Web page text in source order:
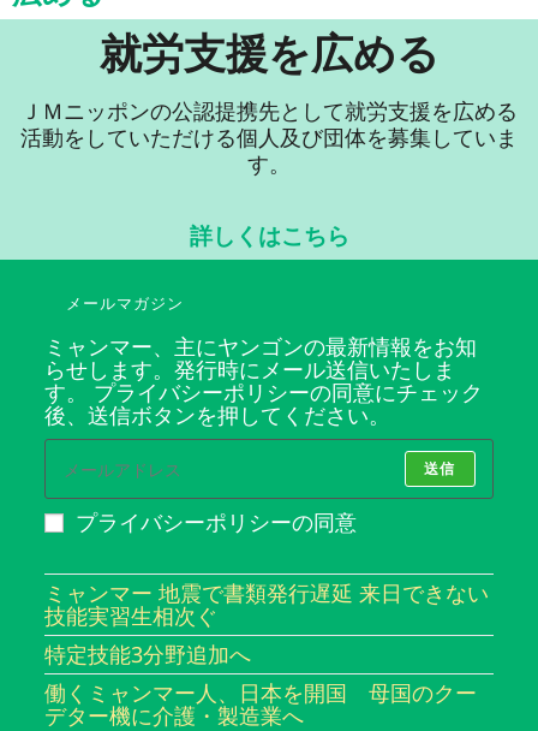
就労支援を広める
ＪＭニッポンの公認提携先として就労支援を広める
活動をしていただける個人及び団体を募集していま
す。
詳しくはこちら
メールマガジン
ミャンマー、主にヤンゴンの最新情報をお知
らせします。発行時にメール送信いたしま
す。 プライバシーポリシーの同意にチェック
後、送信ボタンを押してください。
送信
プライバシーポリシーの同意
ミャンマー 地震で書類発行遅延 来日できない
技能実習生相次ぐ
特定技能3分野追加へ
働くミャンマー人、日本を開国 母国のクー
デター機に介護・製造業へ